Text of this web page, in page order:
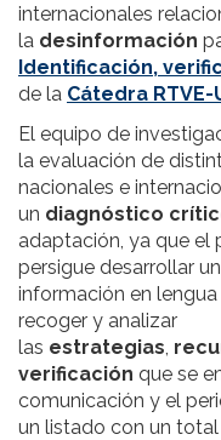
internacionales
la desinformación
Identificación,
de la Cátedra RTVE-
El equipo de
la evaluación de
nacionales e
un diagnóstico
adaptación, ya que el
persigue desarrollar
información en
recoger y analizar
las estrategias
verificación que se
comunicación y el
un listado con un